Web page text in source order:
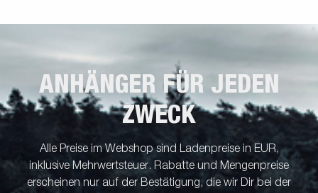
ANHÄNGER FÜR JEDEN
ZWECK
Alle Preise im Webshop sind Ladenpreise in EUR,
inklusive Mehrwertsteuer. Rabatte und Mengenpreise
erscheinen nur auf der Bestätigung, die wir Dir bei der